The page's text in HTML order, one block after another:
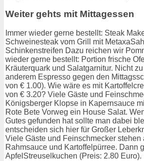
Weiter gehts mit Mittagessen
Immer wieder gerne bestellt: Steak
Schweinesteak vom Grill mit
Schinkenstreifen Dazu reichen wir
wieder gerne bestellt: Portion frische
Kräuterquark und Salatgarnitur. Nicht
anderem Espresso gegen den
von € 1.00). Wie wäre es mit
von € 3.20? Viele Gäste und
Königsberger Klopse in Kapernsauce
Rote Bete Vorweg ein House Salat.
Gutes gefunden hat sollte man dabei
entscheiden sich hier für Großer
Viele Gäste und Feinschmecker stehen
Rahmsauce und Kartoffelpürree. Dann
ApfelStreuselkuchen (Preis: 2.80 Euro).